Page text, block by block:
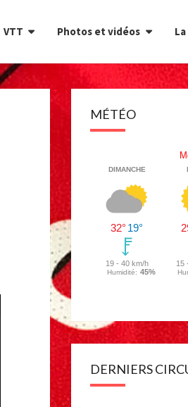
VTT Photos et vidéos
MÉTÉO
DERNIERS